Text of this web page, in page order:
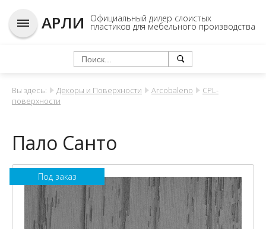
АРЛИ Официальный дилер слоистых
пластиков для мебельного производства
Вы здесь: Декоры и Поверхности Arcobaleno
CPL-
поверхности
Пало Санто
Под заказ